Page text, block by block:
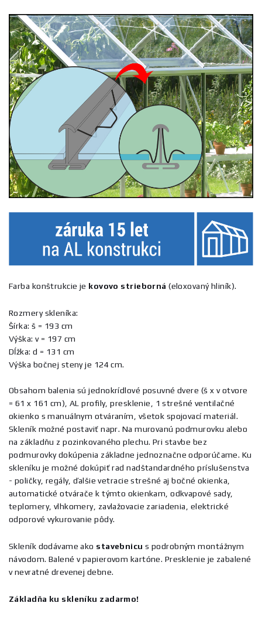
Farba konštrukcie je kovovo strieborná (eloxovaný hliník).
Rozmery skleníka:
Šírka: š = 193 cm
Výška: v = 197 cm
Dĺžka: d = 131 cm
Výška bočnej steny je 124 cm.
Obsahom balenia sú jednokrídlové posuvné dvere (š x v otvore
= 61 x 161 cm), AL profily, presklenie, 1 strešné ventilačné
okienko s manuálnym otváraním, všetok spojovací materiál.
Skleník možné postaviť napr. Na murovanú podmurovku alebo
na základňu z pozinkovaného plechu. Pri stavbe bez
podmurovky dokúpenia základne jednoznačne odporúčame. Ku
skleníku je možné dokúpiť rad nadštandardného príslušenstva
- poličky, regály, ďalšie vetracie strešné aj bočné okienka,
automatické otvárače k týmto okienkam, odkvapové sady,
teplomery, vlhkomery, zavlažovacie zariadenia, elektrické
odporové vykurovanie pôdy.
Skleník dodávame ako stavebnicu s podrobným montážnym
návodom. Balené v papierovom kartóne. Presklenie je zabalené
v nevratné drevenej debne.
Základňa ku skleníku zadarmo!